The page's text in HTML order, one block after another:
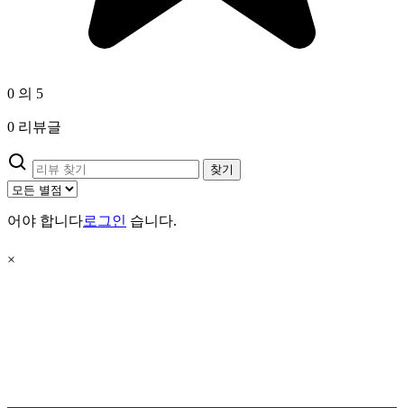
0 의 5
0 리뷰글
찾기
어야 합니다로그인 습니다.
×